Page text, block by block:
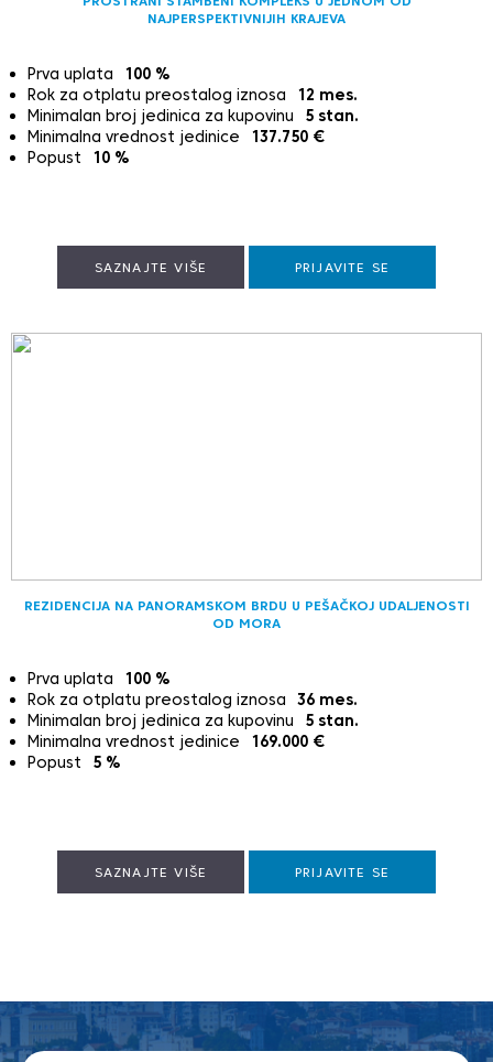
NAJPERSPEKTIVNIJIH KRAJEVA
Prva uplata 100 %
Rok za otplatu preostalog iznosa
12 mes.
Minimalan broj jedinica za kupovinu
5 stan.
Minimalna vrednost jedinice
137.750 €
Popust
10 %
SAZNAJTE VIŠE PRIJAVITE SE
REZIDENCIJA NA PANORAMSKOM BRDU U PEŠAČKOJ UDALJENOSTI
OD MORA
Prva uplata 100 %
Rok za otplatu preostalog iznosa
36 mes.
Minimalan broj jedinica za kupovinu
5 stan.
Minimalna vrednost jedinice
169.000 €
Popust
5 %
SAZNAJTE VIŠE PRIJAVITE SE